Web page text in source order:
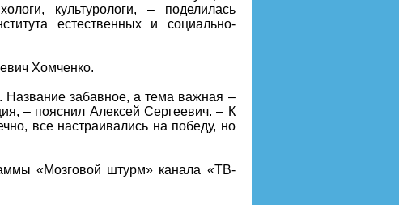
культурологи, – поделилась
естественных и социально-
Хомченко.
Название забавное, а тема важная –
– пояснил Алексей Сергеевич. – К
все настраивались на победу, но
«Мозговой штурм» канала «ТВ-